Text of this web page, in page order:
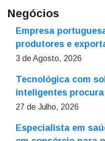
Negócios
Empresa
produtores e
3 de Agosto, 2026
Tecnológica com
inteligentes
27 de Julho, 2026
Especialista em